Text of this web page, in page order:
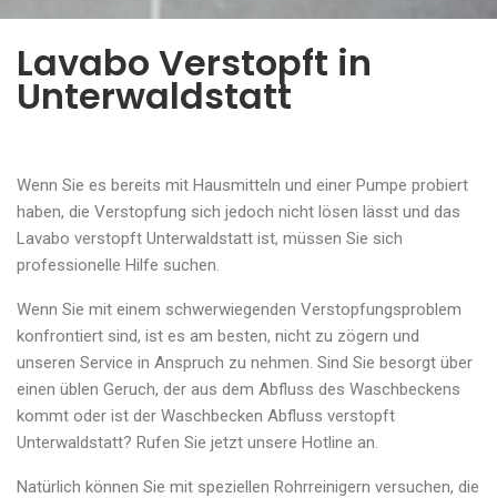
Lavabo Verstopft in
Unterwaldstatt
Wenn Sie es bereits mit Hausmitteln und einer Pumpe probiert
haben, die Verstopfung sich jedoch nicht lösen lässt und das
Lavabo verstopft Unterwaldstatt ist, müssen Sie sich
professionelle Hilfe suchen.
Wenn Sie mit einem schwerwiegenden Verstopfungsproblem
konfrontiert sind, ist es am besten, nicht zu zögern und
unseren Service in Anspruch zu nehmen. Sind Sie besorgt über
einen üblen Geruch, der aus dem Abfluss des Waschbeckens
kommt oder ist der Waschbecken Abfluss verstopft
Unterwaldstatt? Rufen Sie jetzt unsere Hotline an.
Natürlich können Sie mit speziellen Rohrreinigern versuchen, die